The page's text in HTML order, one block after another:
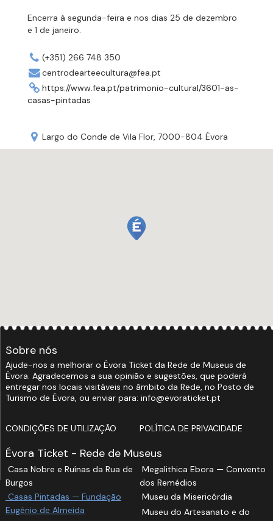
Encerra à segunda-feira e nos dias 25 de dezembro
e 1 de janeiro.
(+351) 266 748 350
centrodearteecultura@fea.pt
https://www.fea.pt/patrimonio-cultural/3601-as-
casas-pintadas
Largo do Conde de Vila Flor, 7000-804 Évora
Sobre nós
Ajude-nos a melhorar o Évora Ticket da Rede de Museus de
Évora. Agradecemos a sua opinião e sugestões, que poderá
entregar nos locais visitáveis no âmbito da Rede, no Posto de
Turismo de Évora, ou enviar para: info@evoraticket.pt
CONDIÇÕES DE UTILIZAÇÃO POLÍTICA DE PRIVACIDADE
Évora Ticket - Rede de Museus
Casa Nobre e Ruínas da Rua de
Burgos
Casas Pintadas — Fundação
Eugénio de Almeida
Megalithica Ebora — Convento
dos Remédios
Museu da Misericórdia
Museu do Artesanato e do